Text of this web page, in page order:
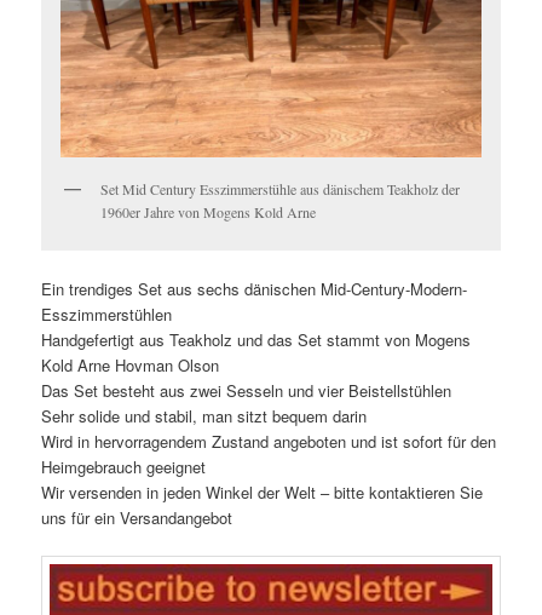
Set Mid Century Esszimmerstühle aus dänischem Teakholz der
1960er Jahre von Mogens Kold Arne
Ein trendiges Set aus sechs dänischen Mid-Century-Modern-
Esszimmerstühlen
Handgefertigt aus Teakholz und das Set stammt von Mogens
Kold Arne Hovman Olson
Das Set besteht aus zwei Sesseln und vier Beistellstühlen
Sehr solide und stabil, man sitzt bequem darin
Wird in hervorragendem Zustand angeboten und ist sofort für den
Heimgebrauch geeignet
Wir versenden in jeden Winkel der Welt – bitte kontaktieren Sie
uns für ein Versandangebot